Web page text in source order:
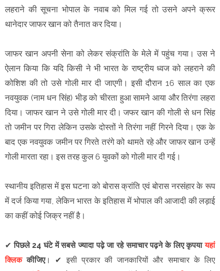
लहराने की सूचना भोपाल के नवाब को मिल गई तो उसने अपने क्रूर
थानेदार जाफर खान को तैनात कर दिया।
जाफर खान अपनी सेना को लेकर संक्रांति के मेले में पहुंच गया। उस ने
ऐलान किया कि यदि किसी ने भी भारत के राष्ट्रीय ध्वज को लहराने की
कोशिश की तो उसे गोली मार दी जाएगी। इसी दौरान 16 साल का एक
नवयुवक (नाम धन सिंह) भीड़ को चीरता हुआ सामने आया और तिरंगा लहरा
दिया। जाफर खान ने उसे गोली मार दी। जफर खान की गोली से धन सिंह
तो जमीन पर गिरा लेकिन उसके दोस्तों ने तिरंगा नहीं गिरने दिया। एक के
बाद एक नवयुवक जमीन पर गिरते तरंगे को थामते रहे और जाफर खान उन्हें
गोली मारता रहा। इस तरह कुल 6 युवकों को गोली मार दी गई।
स्थानीय इतिहास में इस घटना को बोरास क्रांति एवं बोरास नरसंहार के रूप
में दर्ज किया गया, लेकिन भारत के इतिहास में भोपाल की आजादी की लड़ाई
का कहीं कोई जिक्र नहीं है।
✔पिछले 24 घंटे में सबसे ज्यादा पढ़े जा रहे समाचार पढ़ने के लिए कृपयायहां
क्लिककीजिए। ✔ इसी प्रकार की जानकारियों और समाचार के लिए